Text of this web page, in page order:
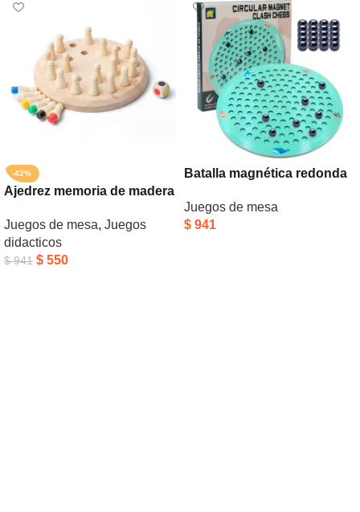
-42%
Ajedrez memoria de madera
Juegos de mesa, Juegos
didacticos
$941 $ 550
Batalla magnética redonda
Juegos de mesa
$ 941